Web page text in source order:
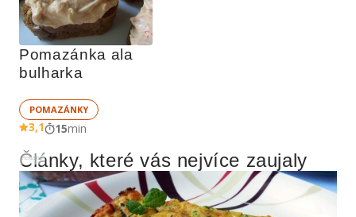
Pomazánka ala
bulharka
POMAZÁNKY
3,1 15min
Reklama
Články, které vás nejvíce zaujaly